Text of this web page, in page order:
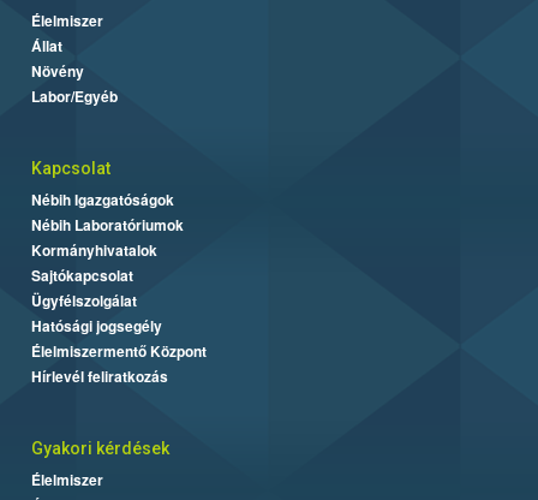
Élelmiszer
Állat
Növény
Labor/Egyéb
Kapcsolat
Nébih Igazgatóságok
Nébih Laboratóriumok
Kormányhivatalok
Sajtókapcsolat
Ügyfélszolgálat
Hatósági jogsegély
Élelmiszermentő Központ
Hírlevél feliratkozás
Gyakori kérdések
Élelmiszer